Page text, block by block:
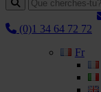
(0)1 34 64 72 72
Fr